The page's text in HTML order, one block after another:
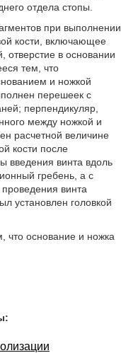
отдела стопы.
при выполнении
кости, включающее
отверстие в основании
тем, что
и ножкой
перешеек с
перпендикуляр,
между ножкой и
расчетной величине
кости после
введения винта вдоль
гребень, а с
винта
установлен головкой
что основание и ножка